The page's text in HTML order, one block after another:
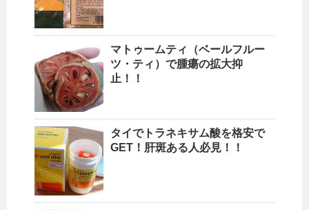
マトゥームティ（ベールフルー
ツ・ティ）で腫瘍の拡大抑
止！！
タイでトラネキサム酸を格安で
GET！肝斑ある人必見！！